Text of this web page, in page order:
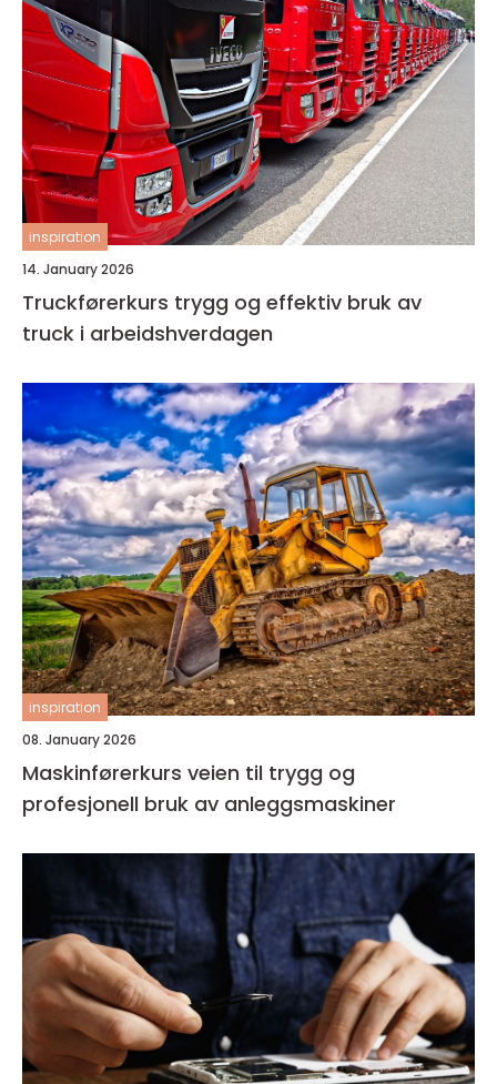
inspiration
14. January 2026
Truckførerkurs trygg og effektiv bruk av
truck i arbeidshverdagen
inspiration
08. January 2026
Maskinførerkurs veien til trygg og
profesjonell bruk av anleggsmaskiner